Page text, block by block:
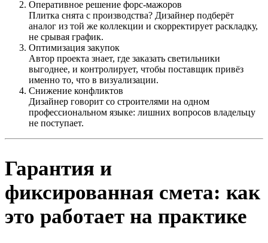
Оперативное решение форс-мажоров
Плитка снята с производства? Дизайнер подберёт
аналог из той же коллекции и скорректирует раскладку,
не срывая график.
Оптимизация закупок
Автор проекта знает, где заказать светильники
выгоднее, и контролирует, чтобы поставщик привёз
именно то, что в визуализации.
Снижение конфликтов
Дизайнер говорит со строителями на одном
профессиональном языке: лишних вопросов владельцу
не поступает.
Гарантия и
фиксированная смета: как
это работает на практике